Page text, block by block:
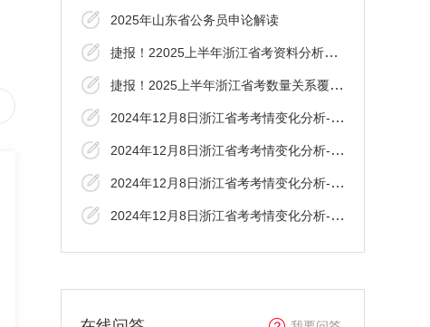
2025年山东省公务员申论解读
捷报！22025上半年浙江省考资料分析覆盖了
捷报！2025上半年浙江省考数量关系覆盖了！
2024年12月8日浙江省考考情变化分析-言语理
2024年12月8日浙江省考考情变化分析-资料分
2024年12月8日浙江省考考情变化分析-判断推
2024年12月8日浙江省考考情变化分析-数资